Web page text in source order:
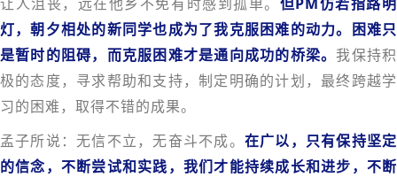
灯，朝夕相处的新同学也成为了我克服困难的动力。困难只
是暂时的阻碍，而克服困难才是通向成功的桥梁。我保持积
极的态度，寻求帮助和支持，制定明确的计划，最终跨越学
习的困难，取得不错的成果。
孟子所说：无信不立，无奋斗不成。 在广以，只有保持坚定
的信念，不断尝试和实践，我们才能持续成长和进步，不断